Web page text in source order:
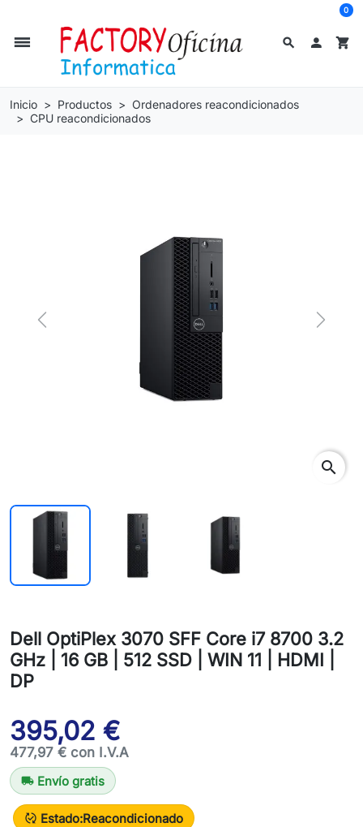
search
dehaze  shopping_cart
0
Inicio Productos
Ordenadores reacondicionados
CPU reacondicionados
Previous Next
Dell OptiPlex 3070 SFF Core i7 8700 3.2
GHz | 16 GB | 512 SSD | WIN 11 | HDMI |
DP
395,02 €
477,97 € con I.V.A
local_shipping Envío gratis
published_with_changes Estado:Reacondicionado